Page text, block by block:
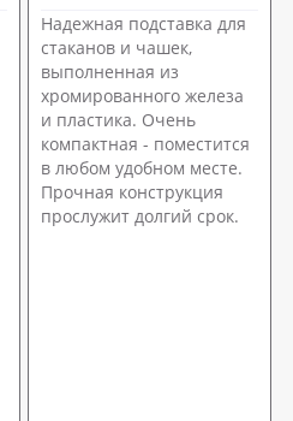
Надежная подставка для
стаканов и чашек,
выполненная из
хромированного железа
и пластика. Очень
компактная - поместится
в любом удобном месте.
Прочная конструкция
прослужит долгий срок.